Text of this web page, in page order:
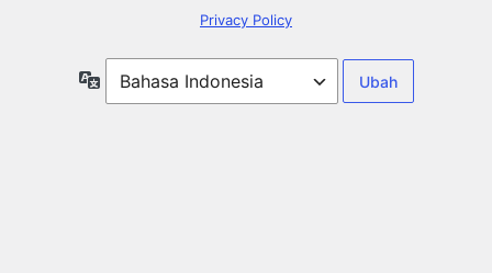
Privacy Policy
Bahasa